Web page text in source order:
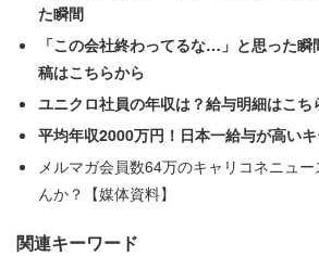
た瞬間
「この会社終わってるな…」と思った
稿はこちらから
ユニクロ社員の年収は？給与明細はこち
平均年収2000万円！日本一給与が高い
メルマガ会員数64万のキャリコネニュ
んか？【媒体資料】
関連キーワード